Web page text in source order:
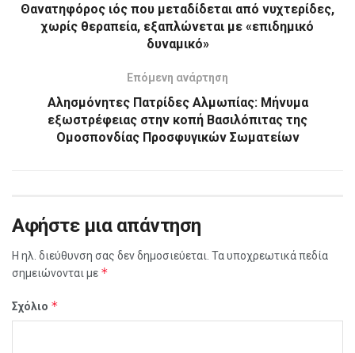
Θανατηφόρος ιός που μεταδίδεται από νυχτερίδες,
χωρίς θεραπεία, εξαπλώνεται με «επιδημικό
δυναμικό»
Επόμενη ανάρτηση
Αλησμόνητες Πατρίδες Αλμωπίας: Μήνυμα
εξωστρέφειας στην κοπή Βασιλόπιτας της
Ομοσπονδίας Προσφυγικών Σωματείων
Αφήστε μια απάντηση
Η ηλ. διεύθυνση σας δεν δημοσιεύεται. Τα υποχρεωτικά πεδία
σημειώνονται με *
Σχόλιο *